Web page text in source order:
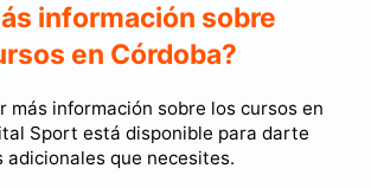
información sobre
en Córdoba?
más información sobre los cursos en
Sport está disponible para darte
que necesites.